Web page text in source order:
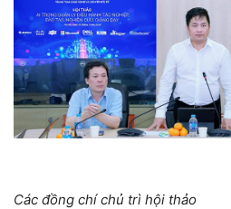
Các đồng chí chủ trì hội thảo